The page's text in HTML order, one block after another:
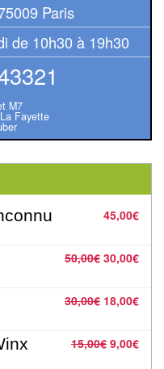
Paris
de 10h30 à 19h30
M7
Fayette
45,00€
50,00€ 30,00€
30,00€ 18,00€
15,00€ 9,00€